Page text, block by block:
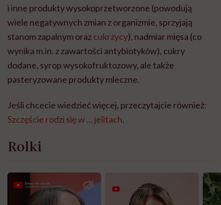
i inne produkty wysokoprzetworzone (powodują
wiele negatywnych zmian z organizmie, sprzyjają
stanom zapalnym orazcukrzycy), nadmiar mięsa (co
wynika m.in. z zawartości antybiotyków), cukry
dodane, syrop wysokofruktozowy, ale także
pasteryzowane produkty mleczne.
Jeśli chcecie wiedzieć więcej, przeczytajcie również:
Szczęście rodzi się w … jelitach.
Rolki